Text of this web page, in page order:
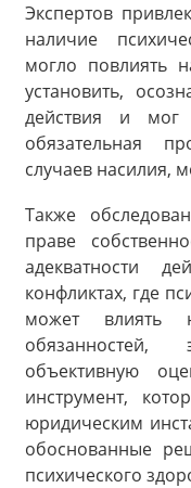
Экспертов
наличие
могло повлиять
установить,
действия и мог
обязательная
случаев насилия,
Также
праве
адекватности
конфликтах, где
может влиять
объективную
инструмент,
юридическим
обоснованные
психического